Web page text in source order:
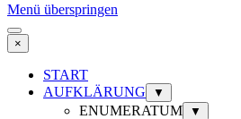
Menü überspringen
×
START
AUFKLÄRUNG
▼
ENUMERATUM ▼